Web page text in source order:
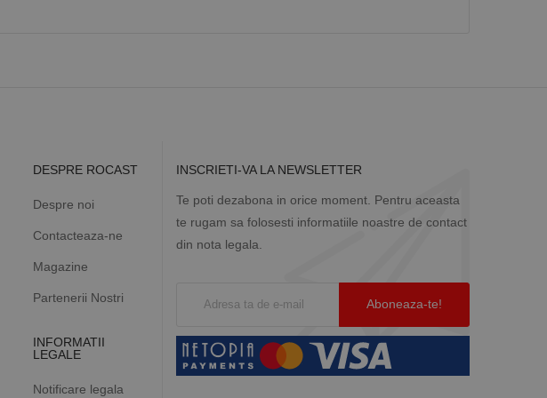
DESPRE ROCAST
Despre noi
Contacteaza-ne
Magazine
Partenerii Nostri
INFORMATII
LEGALE
Notificare legala
INSCRIETI-VA LA NEWSLETTER
Te poti dezabona in orice moment. Pentru aceasta
te rugam sa folosesti informatiile noastre de contact
din nota legala.